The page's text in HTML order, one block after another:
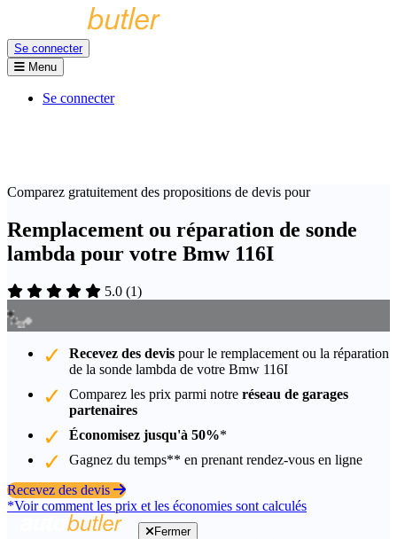
Se connecter
Menu
Se connecter
Comparez gratuitement des propositions de devis pour
Remplacement ou réparation de sonde
lambda pour votre Bmw 116I
5.0 (1)
Recevez des devis pour le remplacement ou la réparation
de la sonde lambda de votre Bmw 116I
Comparez les prix parmi notre réseau de garages
partenaires
Économisez jusqu'à 50%*
Gagnez du temps** en prenant rendez-vous en ligne
Recevez des devis
*Voir comment les prix et les économies sont calculés
Fermer